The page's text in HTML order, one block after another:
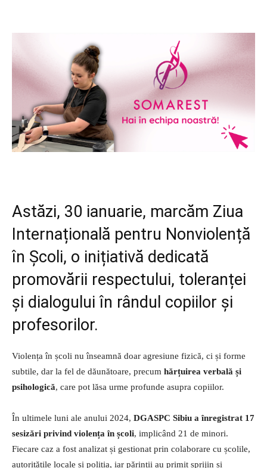
Astăzi, 30 ianuarie, marcăm Ziua
Internațională pentru Nonviolență
în Școli, o inițiativă dedicată
promovării respectului, toleranței
și dialogului în rândul copiilor și
profesorilor.
Violența în școli nu înseamnă doar agresiune fizică, ci și forme
subtile, dar la fel de dăunătoare, precum hărțuirea verbală și
psihologică, care pot lăsa urme profunde asupra copiilor.
În ultimele luni ale anului 2024, DGASPC Sibiu a înregistrat 17
sesizări privind violența în școli, implicând 21 de minori.
Fiecare caz a fost analizat și gestionat prin colaborare cu școlile,
autoritățile locale și poliția, iar părinții au primit sprijin și